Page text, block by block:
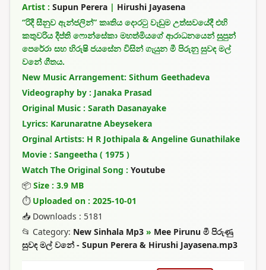
Artist : Supun Perera | Hirushi Jayasena
“රිදී සීනුව ඇන්ජලින්” කෘතිය දොරටු වැඩුම උත්සවයේදී එහි
කතුවරිය දීප්ති ෆොන්සේකා මහත්මියගේ ආරාධනයෙන් සුපුන්
පෙරේරා සහ හිරුෂි ජයසේන විසින් ගැයුන මී පිරුනු සුවඳ මල්
වනේ ගීතය.
New Music Arrangement: Sithum Geethadeva
Videography by : Janaka Prasad
Original Music : Sarath Dasanayake
Lyrics: Karunaratne Abeysekera
Orginal Artists: H R Jothipala & Angeline Gunathilake
Movie : Sangeetha ( 1975 )
Watch The Original Song : Youtube
📦 Size : 3.9 MB
⏱ Uploaded on : 2025-10-01
📥 Downloads : 5181
📂 Category: New Sinhala Mp3 » Mee Pirunu මී පිරුණු
සුවඳ මල් වනේ - Supun Perera & Hirushi Jayasena.mp3